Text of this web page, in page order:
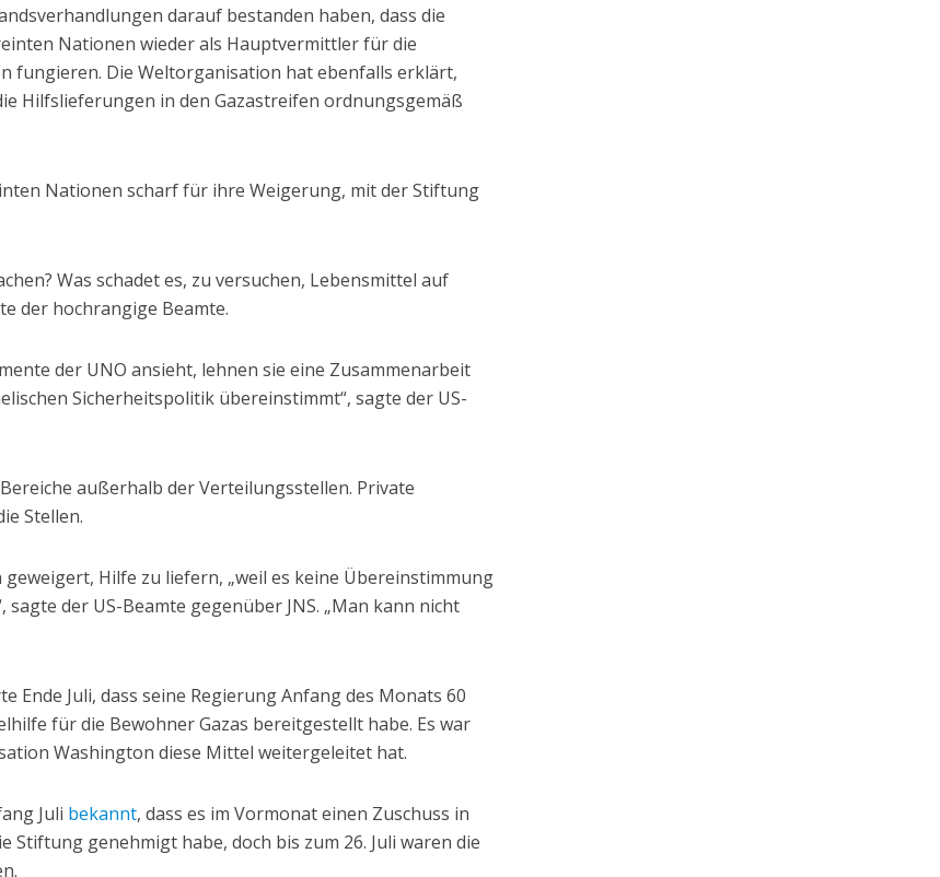
darauf bestanden haben, dass die
Nationen wieder als Hauptvermittler für die
fungieren. Die Weltorganisation hat ebenfalls erklärt,
Hilfslieferungen in den Gazastreifen ordnungsgemäß
Nationen scharf für ihre Weigerung, mit der Stiftung
Was schadet es, zu versuchen, Lebensmittel auf
der hochrangige Beamte.
der UNO ansieht, lehnen sie eine Zusammenarbeit
Sicherheitspolitik übereinstimmt“, sagte der US-
außerhalb der Verteilungsstellen. Private
Stellen.
Hilfe zu liefern, „weil es keine Übereinstimmung
der US-Beamte gegenüber JNS. „Man kann nicht
Ende Juli, dass seine Regierung Anfang des Monats 60
für die Bewohner Gazas bereitgestellt habe. Es war
Washington diese Mittel weitergeleitet hat.
Juli bekannt, dass es im Vormonat einen Zuschuss in
Stiftung genehmigt habe, doch bis zum 26. Juli waren die